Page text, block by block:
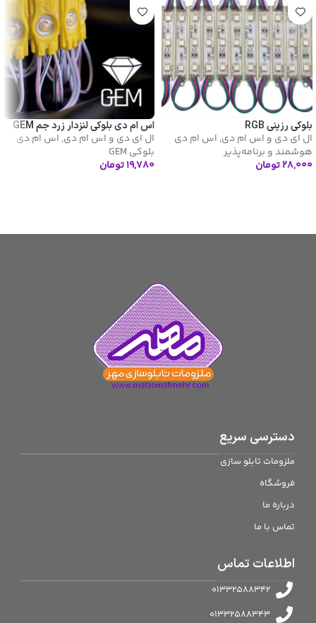
بلوکی رزینی RGB
ال ای دی و اس ام دی, اس ام دی
هوشمند و برنامه‌پذیر
۲۸,۰۰۰تومان
اس ام دی بلوکی لنزدار زرد جم GEM
ال ای دی و اس ام دی, اس ام دی
بلوکی GEM
۱۹,۷۸۰تومان
دسترسی سریع
ملزومات تابلو سازی
فروشگاه
درباره ما
تماس با ما
اطلاعات تماس
01332588342
01332588343